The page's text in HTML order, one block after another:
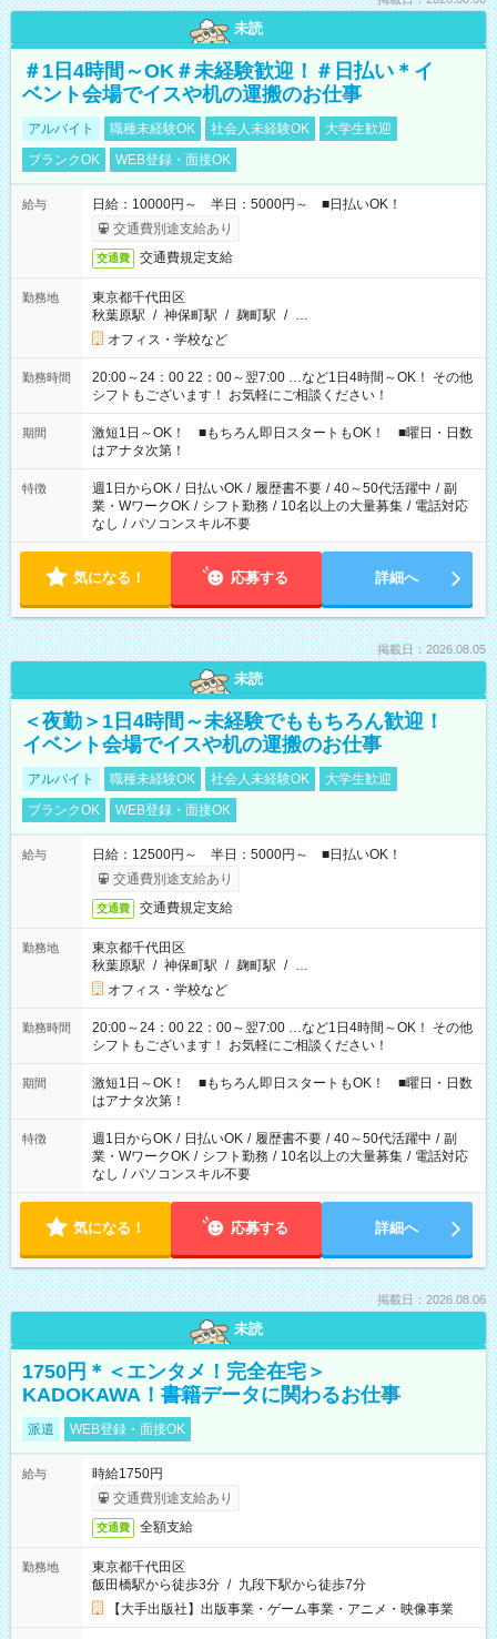
未読
＃1日4時間～OK＃未経験歓迎！＃日払い＊イ
ベント会場でイスや机の運搬のお仕事
アルバイト 職種未経験OK 社会人未経験OK
大学生歓迎
ブランクOK
WEB登録・面接OK
給与
日給：10000円～ 半日：5000円～ ■日払いOK！
交通費別途支給あり
交通費 交通費規定支給
勤務地
東京都千代田区
秋葉原駅 / 神保町駅 / 麹町駅 / …
オフィス・学校など
勤務時間
20:00～24：00 22：00～翌7:00 …など1日4時間～OK！ その他
シフトもございます！ お気軽にご相談ください！
期間
激短1日～OK！ ■もちろん即日スタートもOK！ ■曜日・日数
はアナタ次第！
特徴 週1日からOK / 日払いOK / 履歴書不要 / 40～50代活躍中 / 副
業・WワークOK / シフト勤務 / 10名以上の大量募集 / 電話対応
なし / パソコンスキル不要
気になる！ 応募する 詳細へ
掲載日：2026.08.05
未読
＜夜勤＞1日4時間～未経験でももちろん歓迎！
イベント会場でイスや机の運搬のお仕事
アルバイト 職種未経験OK 社会人未経験OK
大学生歓迎
ブランクOK
WEB登録・面接OK
給与
日給：12500円～ 半日：5000円～ ■日払いOK！
交通費別途支給あり
交通費 交通費規定支給
勤務地
東京都千代田区
秋葉原駅 / 神保町駅 / 麹町駅 / …
オフィス・学校など
勤務時間
20:00～24：00 22：00～翌7:00 …など1日4時間～OK！ その他
シフトもございます！ お気軽にご相談ください！
期間
激短1日～OK！ ■もちろん即日スタートもOK！ ■曜日・日数
はアナタ次第！
特徴 週1日からOK / 日払いOK / 履歴書不要 / 40～50代活躍中 / 副
業・WワークOK / シフト勤務 / 10名以上の大量募集 / 電話対応
なし / パソコンスキル不要
気になる！ 応募する 詳細へ
掲載日：2026.08.06
未読
1750円＊＜エンタメ！完全在宅＞
KADOKAWA！書籍データに関わるお仕事
派遣 WEB登録・面接OK
給与
時給1750円
交通費別途支給あり
交通費 全額支給
勤務地
東京都千代田区
飯田橋駅から徒歩3分 / 九段下駅から徒歩7分
【大手出版社】出版事業・ゲーム事業・アニメ・映像事業